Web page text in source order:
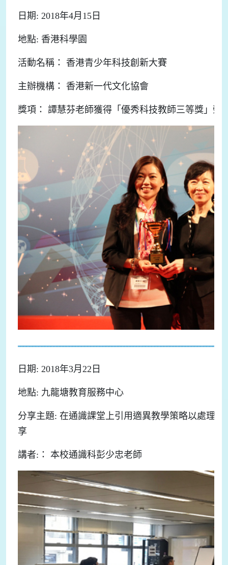
日期: 2018年4月15日
地點: 香港科學園
活動名稱： 香港青少年科技創新大賽
主辦機構： 香港新一代文化協會
獎項： 譚慧芬老師獲得「優秀科技教師三等獎」榮
日期: 2018年3月22日
地點: 九龍塘教育服務中心
分享主題: 在通識課堂上引用適異教學策略以處理
享
講者:： 本校通識科彭少忠老師